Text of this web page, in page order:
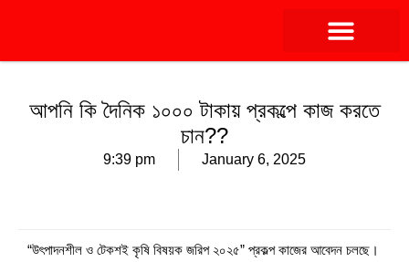
আপনি কি দৈনিক ১০০০ টাকায় প্রকল্পে কাজ করতে
চান??
9:39 pm January 6, 2025
“উৎপাদনশীল ও টেকশই কৃষি বিষয়ক জরিপ ২০২৫” প্রকল্প কাজের আবেদন চলছে।